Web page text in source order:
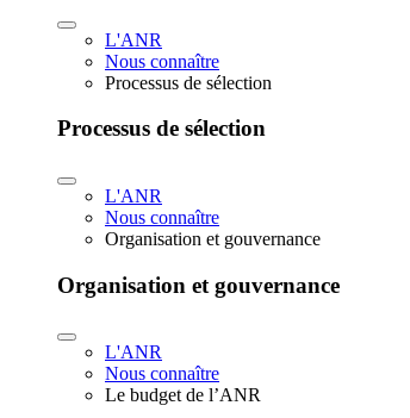
L'ANR
Nous connaître
Processus de sélection
Processus de sélection
L'ANR
Nous connaître
Organisation et gouvernance
Organisation et gouvernance
L'ANR
Nous connaître
Le budget de l’ANR